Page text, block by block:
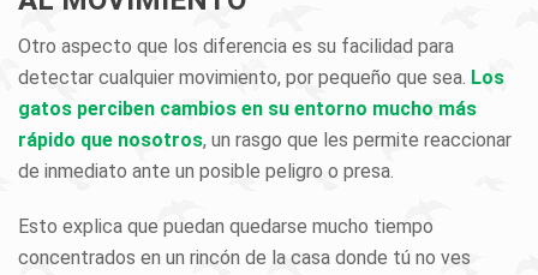
Otro aspecto que los diferencia es su facilidad para
detectar cualquier movimiento, por pequeño que sea. Los
gatos perciben cambios en su entorno mucho más
rápido que nosotros, un rasgo que les permite reaccionar
de inmediato ante un posible peligro o presa.
Esto explica que puedan quedarse mucho tiempo
concentrados en un rincón de la casa donde tú no ves